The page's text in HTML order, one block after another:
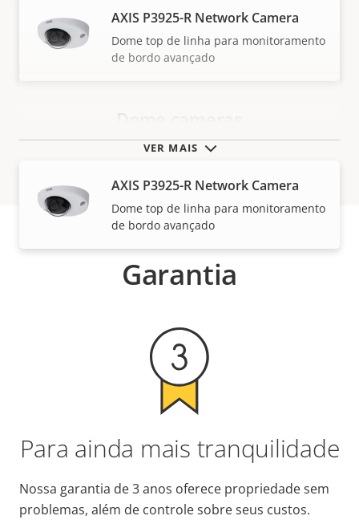
VER MAIS
AXIS P3925-R Network Camera
Dome top de linha para monitoramento
de bordo avançado
AXIS P3925-R Network Camera
Dome top de linha para monitoramento
de bordo avançado
Garantia
Para ainda mais tranquilidade
Nossa garantia de 3 anos oferece propriedade sem
problemas, além de controle sobre seus custos.